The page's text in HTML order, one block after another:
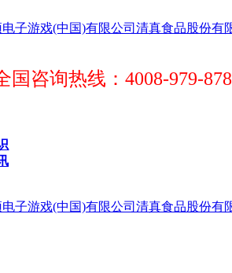
国咨询热线：4008-979-878